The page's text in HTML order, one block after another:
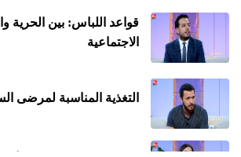
قواعد اللباس: بين الحرية
الاجتماعية
التغذية المناسبة لمرضى